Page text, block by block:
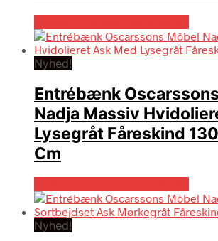
Nyhed!
Entrébænk
Nadja Massiv
Lysegråt Fåreskind
Cm
Nyhed!